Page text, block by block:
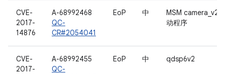
CVE-
2017-
14876
A-68992468
QC-
CR#2054041
EoP 中
MSM camera_v2
动程序
CVE-
2017-
A-68992455
QC-
EoP 中 qdsp6v2